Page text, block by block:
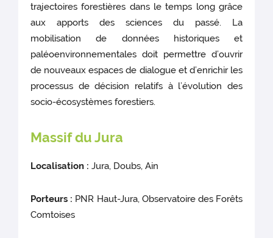
trajectoires forestières dans le temps long grâce
aux apports des sciences du passé. La
mobilisation de données historiques et
paléoenvironnementales doit permettre d’ouvrir
de nouveaux espaces de dialogue et d’enrichir les
processus de décision relatifs à l’évolution des
socio-écosystèmes forestiers.
Massif du Jura
Localisation : Jura, Doubs, Ain
Porteurs : PNR Haut-Jura, Observatoire des Forêts
Comtoises